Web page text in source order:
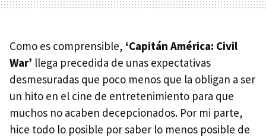
Como es comprensible, ‘Capitán América: Civil
War’ llega precedida de unas expectativas
desmesuradas que poco menos que la obligan a ser
un hito en el cine de entretenimiento para que
muchos no acaben decepcionados. Por mi parte,
hice todo lo posible por saber lo menos posible de